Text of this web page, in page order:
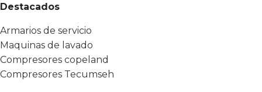
Destacados
Armarios de servicio
Maquinas de lavado
Compresores copeland
Compresores Tecumseh